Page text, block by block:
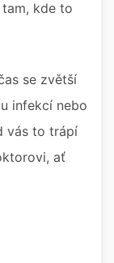
tam, kde to
se zvětší
infekcí nebo
vás to trápí
ať